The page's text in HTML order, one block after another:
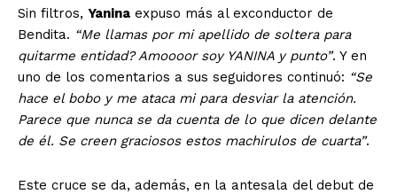
Sin filtros, Yanina expuso más al exconductor de
Bendita. “Me llamas por mi apellido de soltera para
quitarme entidad? Amoooor soy YANINA y punto”. Y en
uno de los comentarios a sus seguidores continuó: “Se
hace el bobo y me ataca mi para desviar la atención.
Parece que nunca se da cuenta de lo que dicen delante
de él. Se creen graciosos estos machirulos de cuarta”.
Este cruce se da, además, en la antesala del debut de